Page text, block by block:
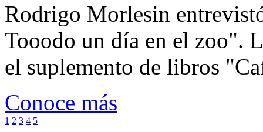
Rodrigo Morlesin
Tooodo un día en el zoo".
el suplemento de libros
Conoce más
1 2 3 4 5